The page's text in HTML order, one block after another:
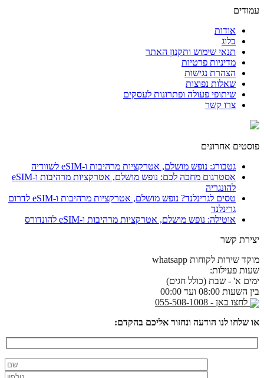
עמודים
אודות
בלוג
תנאי שימוש ותקנון האתר
מדיניות פרטיות
הצהרת נגישות
שאלות נפוצות
שיתופי פעולה ופתרונות לעסקים
צרו קשר
פוסטים אחרונים
גטבורג: נופש מושלם, אטרקציות מרהיבות ו-eSIM לשוודיה
אסטרגום מחכה לכם: נופש מושלם, אטרקציות מרהיבות ו-eSIM
להונגריה
טסים לגרינלנד? נופש מושלם, אטרקציות מרהיבות ו-eSIM לדרום
גרינלנד
אוטילה: נופש מושלם, אטרקציות מרהיבות ו-eSIM להונדורס
יצירת קשר
מוקד שירות לקוחות whatsapp
שעות פעילות:
ימים א' - שבת (כולל חגים)
בין השעות 08:00 ועד 00:00
לחצו כאן - 055-508-1008
או שלחו לנו הודעה ונחזור אליכם בהקדם: